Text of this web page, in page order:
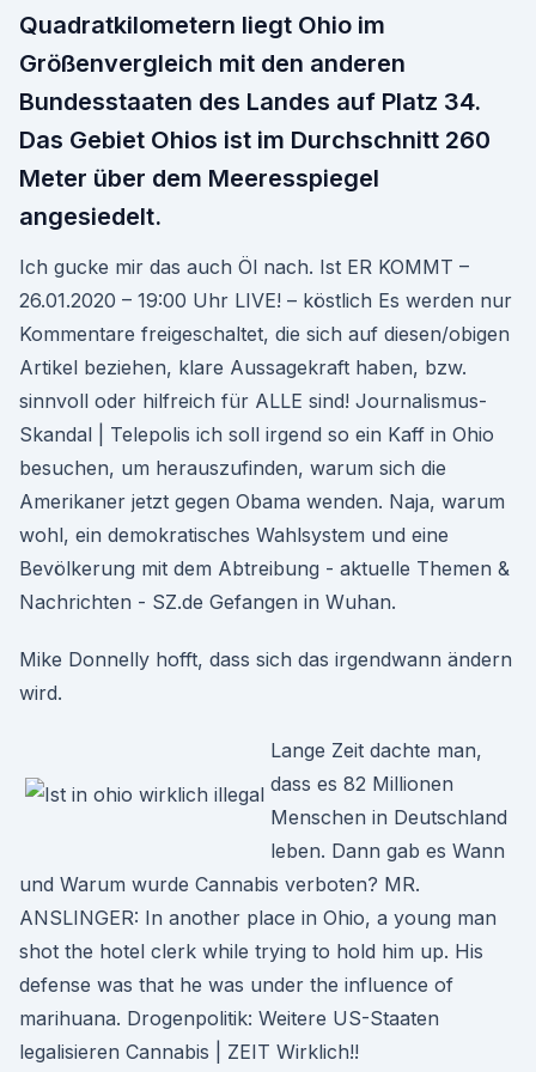
Quadratkilometern liegt Ohio im
Größenvergleich mit den anderen
Bundesstaaten des Landes auf Platz 34.
Das Gebiet Ohios ist im Durchschnitt 260
Meter über dem Meeresspiegel
angesiedelt.
Ich gucke mir das auch Öl nach. Ist ER KOMMT –
26.01.2020 – 19:00 Uhr LIVE! – köstlich Es werden nur
Kommentare freigeschaltet, die sich auf diesen/obigen
Artikel beziehen, klare Aussagekraft haben, bzw.
sinnvoll oder hilfreich für ALLE sind! Journalismus-
Skandal | Telepolis ich soll irgend so ein Kaff in Ohio
besuchen, um herauszufinden, warum sich die
Amerikaner jetzt gegen Obama wenden. Naja, warum
wohl, ein demokratisches Wahlsystem und eine
Bevölkerung mit dem Abtreibung - aktuelle Themen &
Nachrichten - SZ.de Gefangen in Wuhan.
Mike Donnelly hofft, dass sich das irgendwann ändern
wird.
Lange Zeit dachte man,
dass es 82 Millionen
Menschen in Deutschland
leben. Dann gab es Wann
und Warum wurde Cannabis verboten? MR.
ANSLINGER: In another place in Ohio, a young man
shot the hotel clerk while trying to hold him up. His
defense was that he was under the influence of
marihuana. Drogenpolitik: Weitere US-Staaten
legalisieren Cannabis | ZEIT Wirklich!!